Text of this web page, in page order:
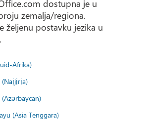
dostupna je u
zemalja/regiona.
željenu postavku jezika u
Afrika)
(Asia Tenggara)